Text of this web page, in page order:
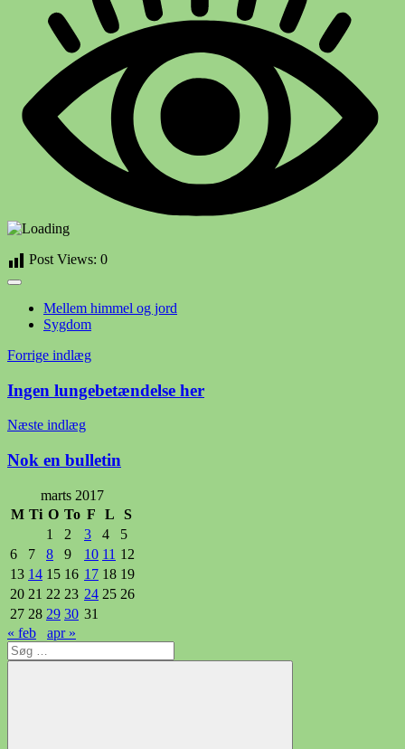
Post Views: 0
Mellem himmel og jord
Sygdom
Indlægsnavigation
Forrige indlæg
Ingen lungebetændelse her
Næste indlæg
Nok en bulletin
marts 2017
M Ti O To F L
S
1
2 3 4
5
6
7 8 9 10 11 12
13 14 15 16 17 18 19
20 21 22 23 24 25 26
27 28 29 30 31
« feb
apr »
Søg
efter: